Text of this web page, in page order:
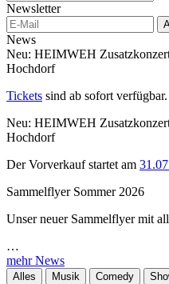
Newsletter
News
Neu: HEIMWEH
Hochdorf
Tickets sind ab sofort verfügbar.
Neu: HEIMWEH
Hochdorf
Der Vorverkauf startet am
Sammelflyer Sommer 2026
Unser neuer Sammelflyer mit
…
mehr News
Alles Musik Comedy